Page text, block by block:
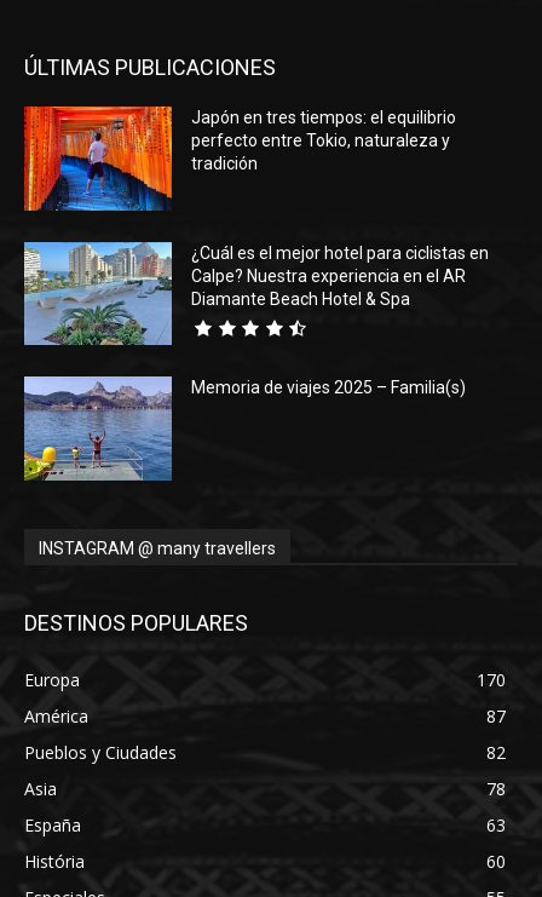
ÚLTIMAS PUBLICACIONES
Japón en tres tiempos: el equilibrio
perfecto entre Tokio, naturaleza y
tradición
¿Cuál es el mejor hotel para ciclistas en
Calpe? Nuestra experiencia en el AR
Diamante Beach Hotel & Spa
Memoria de viajes 2025 – Familia(s)
INSTAGRAM @ many travellers
DESTINOS POPULARES
Europa
170
América
87
Pueblos y Ciudades
82
Asia
78
España
63
História
60